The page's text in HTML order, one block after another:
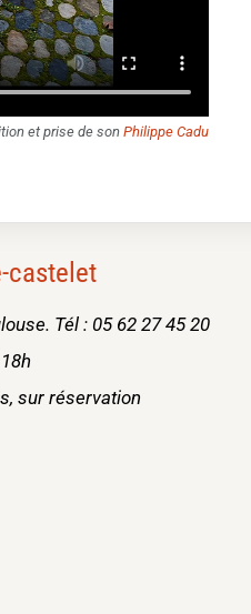
et prise de sonPhilippe Cadu
castelet
Tél : 05 62 27 45 20
sur réservation